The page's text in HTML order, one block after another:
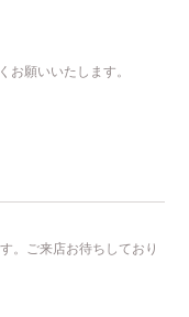
願いいたします。
。ご来店お待ちしており